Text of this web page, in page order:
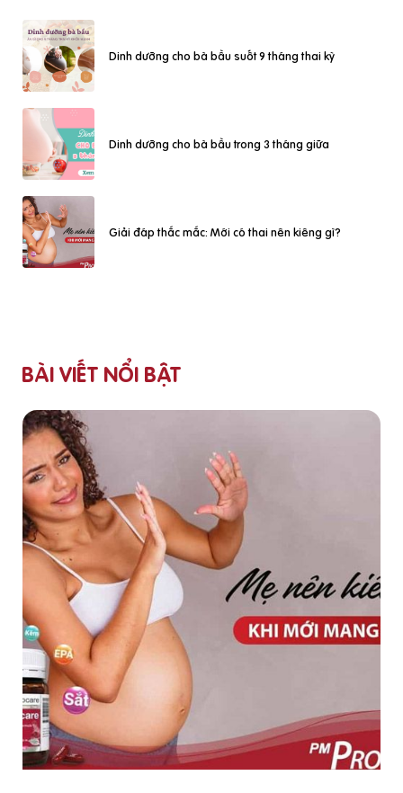
Dinh dưỡng cho bà bầu suốt 9 tháng thai kỳ
Dinh dưỡng cho bà bầu trong 3 tháng giữa
Giải đáp thắc mắc: Mới có thai nên kiêng gì?
BÀI VIẾT NỔI BẬT